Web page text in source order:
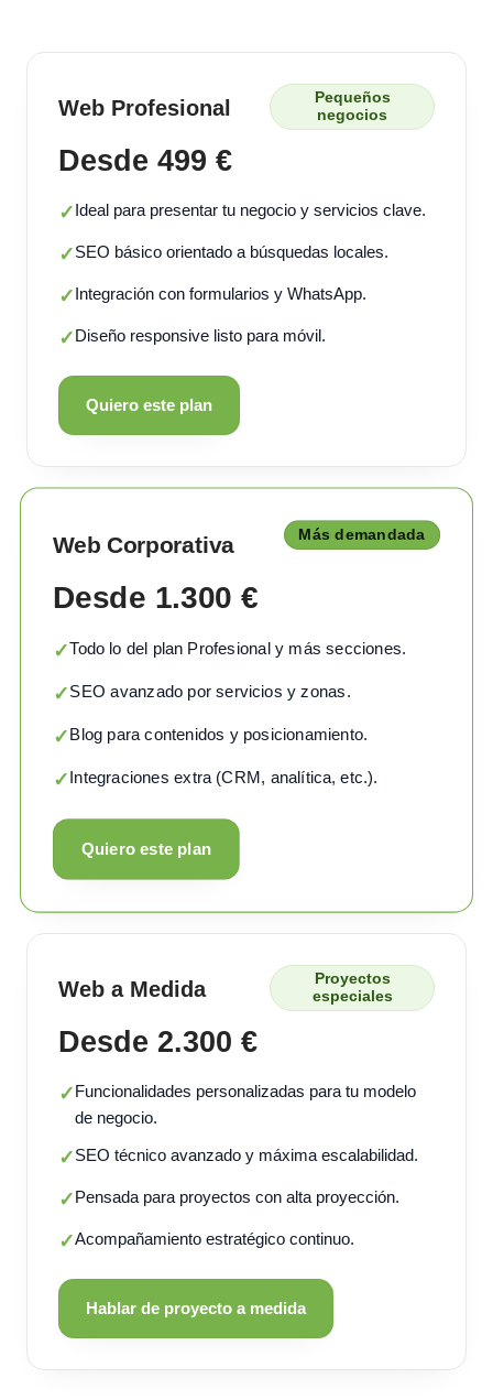
Web Profesional
Pequeños
negocios
Desde 499 €
✓Ideal para presentar tu negocio y servicios clave.
✓SEO básico orientado a búsquedas locales.
✓Integración con formularios y WhatsApp.
✓Diseño responsive listo para móvil.
Quiero este plan
Web Corporativa Más demandada
Desde 1.300 €
✓Todo lo del plan Profesional y más secciones.
✓SEO avanzado por servicios y zonas.
✓Blog para contenidos y posicionamiento.
✓Integraciones extra (CRM, analítica, etc.).
Quiero este plan
Web a Medida
Proyectos
especiales
Desde 2.300 €
✓Funcionalidades personalizadas para tu modelo
de negocio.
✓SEO técnico avanzado y máxima escalabilidad.
✓Pensada para proyectos con alta proyección.
✓Acompañamiento estratégico continuo.
Hablar de proyecto a medida